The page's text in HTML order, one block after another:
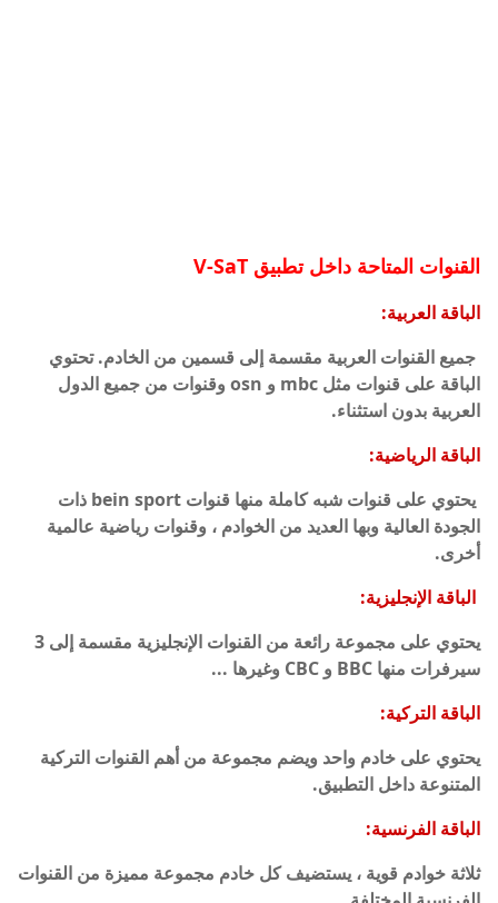
القنوات المتاحة داخل تطبيق V-SaT
الباقة العربية:
جميع القنوات العربية مقسمة إلى قسمين من الخادم. تحتوي
الباقة على قنوات مثل mbc و osn وقنوات من جميع الدول
العربية بدون استثناء.
الباقة الرياضية:
يحتوي على قنوات شبه كاملة منها قنوات bein sport ذات
الجودة العالية وبها العديد من الخوادم ، وقنوات رياضية عالمية
أخرى.
الباقة الإنجليزية:
يحتوي على مجموعة رائعة من القنوات الإنجليزية مقسمة إلى 3
سيرفرات منها BBC و CBC وغيرها ...
الباقة التركية:
يحتوي على خادم واحد ويضم مجموعة من أهم القنوات التركية
المتنوعة داخل التطبيق.
الباقة الفرنسية:
ثلاثة خوادم قوية ، يستضيف كل خادم مجموعة مميزة من القنوات